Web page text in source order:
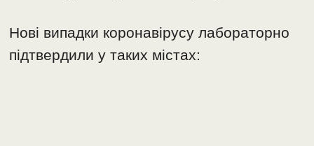
Нові випадки коронавірусу лабораторно
підтвердили у таких містах: